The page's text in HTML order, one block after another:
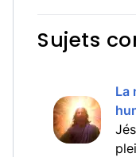
Sujets
La